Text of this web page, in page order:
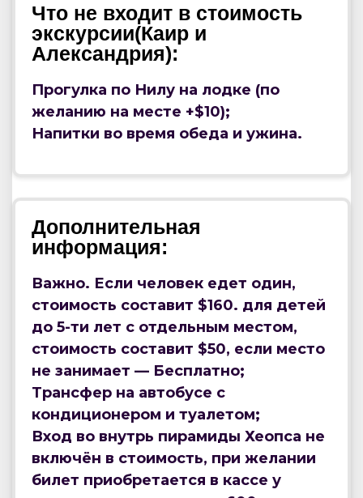
Что не входит в стоимость
экскурсии(Каир и
Александрия):
Прогулка по Нилу на лодке (по
желанию на месте +$10);
Напитки во время обеда и ужина.
Дополнительная
информация:
Важно. Если человек едет один,
стоимость составит $160. для детей
до 5-ти лет с отдельным местом,
стоимость составит $50, если место
не занимает — Бесплатно;
Трансфер на автобусе с
кондиционером и туалетом;
Вход во внутрь пирамиды Хеопса не
включён в стоимость, при желании
билет приобретается в кассе у